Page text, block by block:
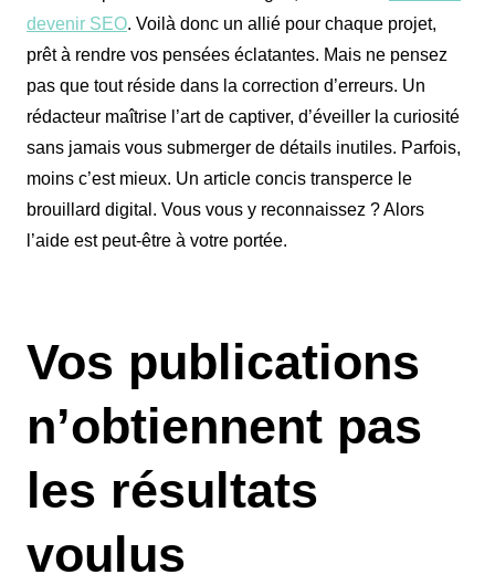
devenir SEO. Voilà donc un allié pour chaque projet,
prêt à rendre vos pensées éclatantes. Mais ne pensez
pas que tout réside dans la correction d’erreurs. Un
rédacteur maîtrise l’art de captiver, d’éveiller la curiosité
sans jamais vous submerger de détails inutiles. Parfois,
moins c’est mieux. Un article concis transperce le
brouillard digital. Vous vous y reconnaissez ? Alors
l’aide est peut-être à votre portée.
Vos publications
n’obtiennent pas
les résultats
voulus